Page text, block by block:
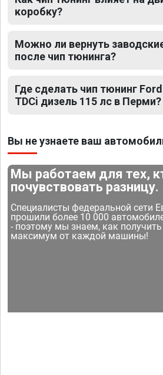
коробку?
Можно ли вернуть
после чип тюнинга?
Где сделать чип тюнинг
TDCi дизель 115 лс в Перми?
Вы не узнаете ваш
Мы работаем для тех,
почувствовать разницу.
Специалисты федеральной сети
прошили более 10 000
- поэтому мы знаем, как
максимум от каждой машины!